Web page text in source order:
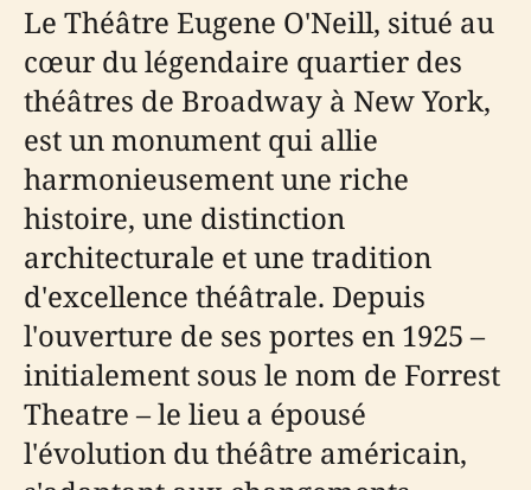
Le Théâtre Eugene O'Neill, situé au
cœur du légendaire quartier des
théâtres de Broadway à New York,
est un monument qui allie
harmonieusement une riche
histoire, une distinction
architecturale et une tradition
d'excellence théâtrale. Depuis
l'ouverture de ses portes en 1925 –
initialement sous le nom de Forrest
Theatre – le lieu a épousé
l'évolution du théâtre américain,